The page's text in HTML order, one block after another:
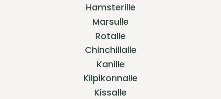
Hamsterille
Marsulle
Rotalle
Chinchillalle
Kanille
Kilpikonnalle
Kissalle